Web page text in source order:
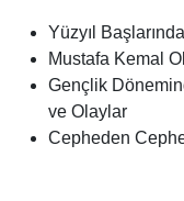
Yüzyıl
Mustafa Kemal
Gençlik
ve Olaylar
Cepheden